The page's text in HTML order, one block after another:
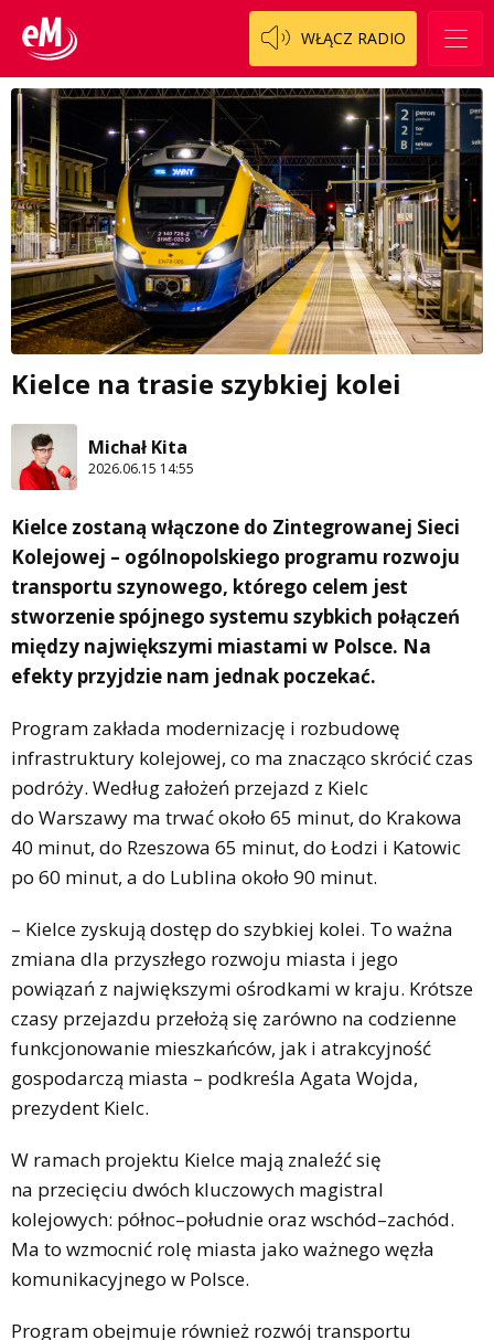
WŁĄCZ RADIO
Kielce na trasie szybkiej kolei
Michał Kita
2026.06.15 14:55
Kielce zostaną włączone do Zintegrowanej Sieci
Kolejowej – ogólnopolskiego programu rozwoju
transportu szynowego, którego celem jest
stworzenie spójnego systemu szybkich połączeń
między największymi miastami w Polsce. Na
efekty przyjdzie nam jednak poczekać.
Program zakłada modernizację i rozbudowę
infrastruktury kolejowej, co ma znacząco skrócić czas
podróży. Według założeń przejazd z Kielc
do Warszawy ma trwać około 65 minut, do Krakowa
40 minut, do Rzeszowa 65 minut, do Łodzi i Katowic
po 60 minut, a do Lublina około 90 minut.
– Kielce zyskują dostęp do szybkiej kolei. To ważna
zmiana dla przyszłego rozwoju miasta i jego
powiązań z największymi ośrodkami w kraju. Krótsze
czasy przejazdu przełożą się zarówno na codzienne
funkcjonowanie mieszkańców, jak i atrakcyjność
gospodarczą miasta – podkreśla Agata Wojda,
prezydent Kielc.
W ramach projektu Kielce mają znaleźć się
na przecięciu dwóch kluczowych magistral
kolejowych: północ–południe oraz wschód–zachód.
Ma to wzmocnić rolę miasta jako ważnego węzła
komunikacyjnego w Polsce.
Program obejmuje również rozwój transportu